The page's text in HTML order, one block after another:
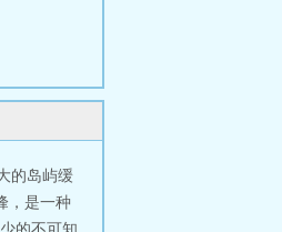
的岛屿缓
，是一种